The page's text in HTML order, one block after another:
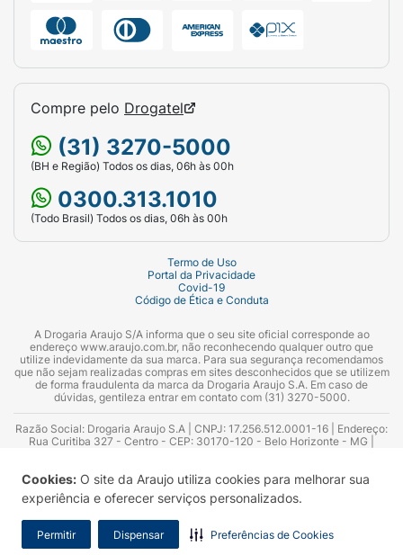
Cookies: O site da Araujo utiliza cookies para melhorar sua
experiência e oferecer serviços personalizados.
Permitir Dispensar Preferências de Cookies
Compre pelo Drogatel
(31) 3270-5000
(BH e Região) Todos os dias, 06h às 00h
0300.313.1010
(Todo Brasil) Todos os dias, 06h às 00h
Termo de Uso
Portal da Privacidade
Covid-19
Código de Ética e Conduta
A Drogaria Araujo S/A informa que o seu site oficial corresponde ao
endereço www.araujo.com.br, não reconhecendo qualquer outro que
utilize indevidamente da sua marca. Para sua segurança recomendamos
que não sejam realizadas compras em sites desconhecidos que se utilizem
de forma fraudulenta da marca da Drogaria Araujo S.A. Em caso de
dúvidas, gentileza entrar em contato com (31) 3270-5000.
Razão Social: Drogaria Araujo S.A | CNPJ: 17.256.512.0001-16 | Endereço:
Rua Curitiba 327 - Centro - CEP: 30170-120 - Belo Horizonte - MG |
Azevedo Guimarães – CRF 10.965 | Yasmin Silva Alvarenga – CRF 52.584 -
Consultor substituto: Thiago Aguiar Pinheiro - CRF Nº 13.748. Alvará
Sanitário: 2025020713 | Autorização de Funcionamento da Empresa (AFE):